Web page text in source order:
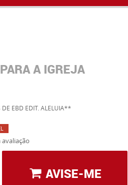
A IGREJA
DE EBD EDIT. ALELUIA**
avaliação
AVISE-ME